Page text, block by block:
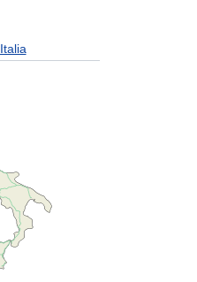
Italia